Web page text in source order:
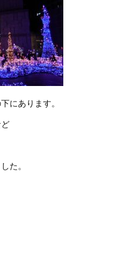
にあります。
た。